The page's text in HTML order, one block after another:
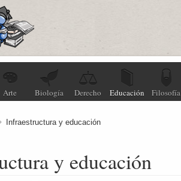
Arte Biología Derecho Educación Filosofía
Infraestructura y educación
y educación